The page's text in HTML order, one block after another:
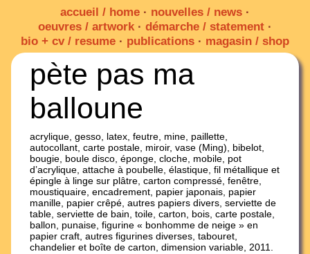
accueil / home · nouvelles / news ·
oeuvres / artwork · démarche / statement ·
bio + cv / resume · publications · magasin / shop
pète pas ma
balloune
acrylique, gesso, latex, feutre, mine, paillette,
autocollant, carte postale, miroir, vase (Ming), bibelot,
bougie, boule disco, éponge, cloche, mobile, pot
d’acrylique, attache à poubelle, élastique, fil métallique et
épingle à linge sur plâtre, carton compressé, fenêtre,
moustiquaire, encadrement, papier japonais, papier
manille, papier crêpé, autres papiers divers, serviette de
table, serviette de bain, toile, carton, bois, carte postale,
ballon, punaise, figurine « bonhomme de neige » en
papier craft, autres figurines diverses, tabouret,
chandelier et boîte de carton, dimension variable, 2011.